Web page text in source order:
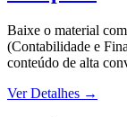
Baixe o material
(Contabilidade e
conteúdo de alta
Ver Detalhes →